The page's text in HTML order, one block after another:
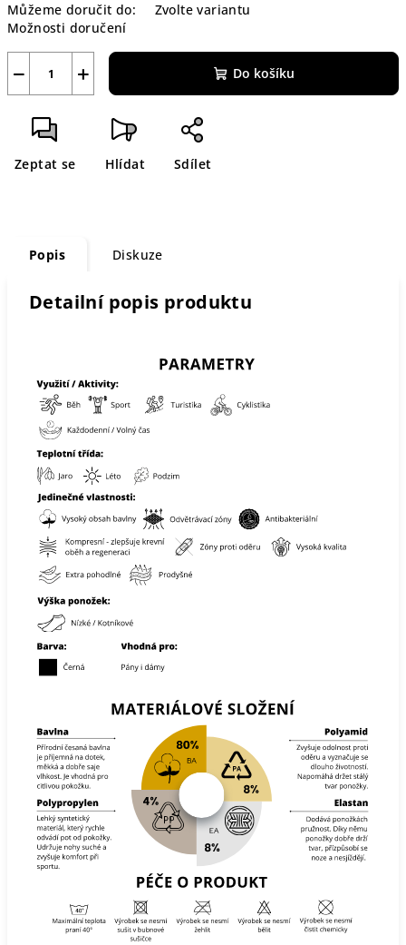
cena:
Můžeme doručit do:
Zvolte variantu
Možnosti doručení
+
− Do košíku
Zeptat se Hlídat Sdílet
Popis Diskuze
Detailní popis produktu